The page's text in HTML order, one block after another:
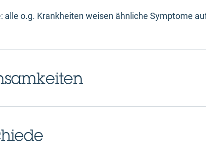
alle o.g. Krankheiten weisen ähnliche Symptome